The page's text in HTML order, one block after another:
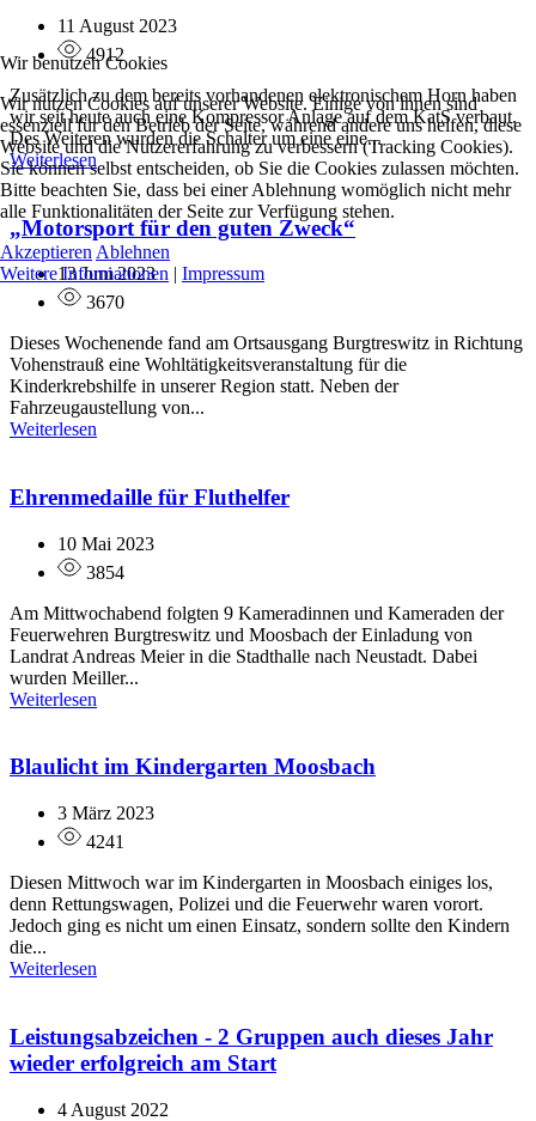
11 August 2023
4912
Zusätzlich zu dem bereits vorhandenen elektronischem Horn haben
wir seit heute auch eine Kompressor Anlage auf dem KatS verbaut.
Des Weiteren wurden die Schalter um eine eine...
Weiterlesen
„Motorsport für den guten Zweck“
13 Juni 2023
3670
Dieses Wochenende fand am Ortsausgang Burgtreswitz in Richtung
Vohenstrauß eine Wohltätigkeitsveranstaltung für die
Kinderkrebshilfe in unserer Region statt. Neben der
Fahrzeugaustellung von...
Weiterlesen
Ehrenmedaille für Fluthelfer
10 Mai 2023
3854
Am Mittwochabend folgten 9 Kameradinnen und Kameraden der
Feuerwehren Burgtreswitz und Moosbach der Einladung von
Landrat Andreas Meier in die Stadthalle nach Neustadt. Dabei
wurden Meiller...
Weiterlesen
Blaulicht im Kindergarten Moosbach
3 März 2023
4241
Diesen Mittwoch war im Kindergarten in Moosbach einiges los,
denn Rettungswagen, Polizei und die Feuerwehr waren vorort.
Jedoch ging es nicht um einen Einsatz, sondern sollte den Kindern
die...
Weiterlesen
Leistungsabzeichen - 2 Gruppen auch dieses Jahr
wieder erfolgreich am Start
4 August 2022
Wir benutzen Cookies
Wir nutzen Cookies auf unserer Website. Einige von ihnen sind
essenziell für den Betrieb der Seite, während andere uns helfen, diese
Website und die Nutzererfahrung zu verbessern (Tracking Cookies).
Sie können selbst entscheiden, ob Sie die Cookies zulassen möchten.
Bitte beachten Sie, dass bei einer Ablehnung womöglich nicht mehr
alle Funktionalitäten der Seite zur Verfügung stehen.
Akzeptieren Ablehnen
Weitere Informationen | Impressum